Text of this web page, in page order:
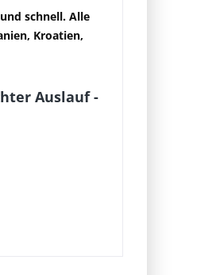
schnell. Alle
Kroatien,
Auslauf -